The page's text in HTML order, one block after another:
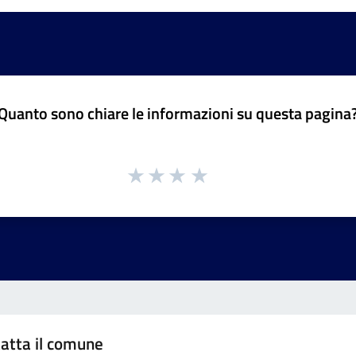
sono chiare le informazioni su questa
il comune